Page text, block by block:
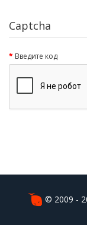
Captcha
Введите код
© 2009 -